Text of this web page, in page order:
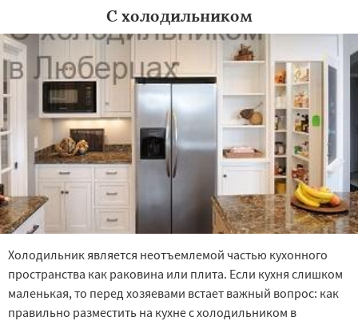
С холодильником
Холодильник является неотъемлемой частью кухонного
пространства как раковина или плита. Если кухня слишком
маленькая, то перед хозяевами встает важный вопрос: как
правильно разместить на кухне с холодильником в